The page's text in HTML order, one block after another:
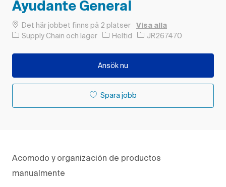
Ayudante General
Det här jobbet finns på 2 platser Visa alla
Kategori
Supply Chain och lager Typ av jobb
Heltid Jobb-ID
JR267470
Ansök nu
Spara jobb
Acomodo y organización de productos
manualmente